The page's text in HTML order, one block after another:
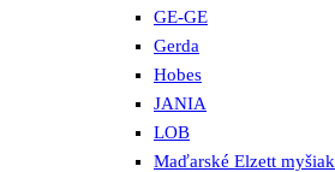
GE-GE
Gerda
Hobes
JANIA
LOB
Maďarské Elzett myšiak